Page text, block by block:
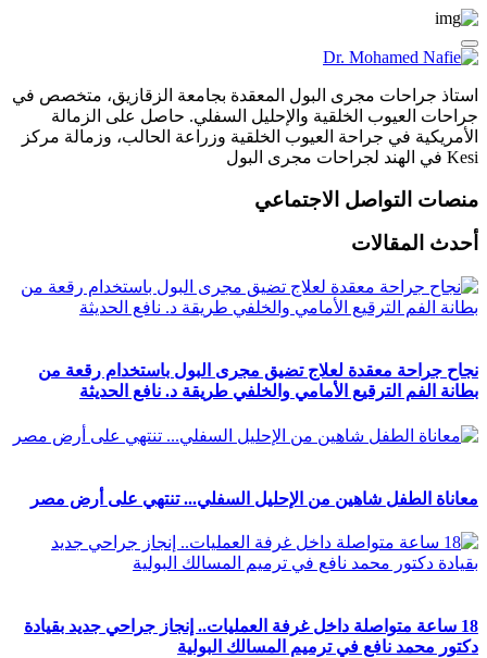
استاذ جراحات مجرى البول المعقدة بجامعة الزقازيق، متخصص في
جراحات العيوب الخلقية والإحليل السفلي. حاصل على الزمالة
الأمريكية في جراحة العيوب الخلقية وزراعة الحالب، وزمالة مركز
Kesi في الهند لجراحات مجرى البول
منصات التواصل الاجتماعي
أحدث المقالات
نجاح جراحة معقدة لعلاج تضيق مجرى البول باستخدام رقعة من
بطانة الفم الترقيع الأمامي والخلفي طريقة د. نافع الحديثة
معاناة الطفل شاهين من الإحليل السفلي... تنتهي على أرض مصر
18 ساعة متواصلة داخل غرفة العمليات.. إنجاز جراحي جديد بقيادة
دكتور محمد نافع في ترميم المسالك البولية